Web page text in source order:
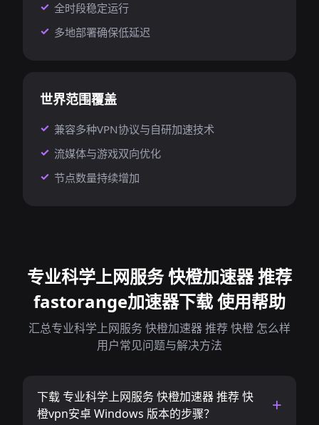
全时段稳定运行
多地部署确保低延迟
世界范围覆盖
兼容多种VPN协议与自研加速技术
流媒体与游戏双向优化
节点数量持续增加
专业科学上网服务 快橙加速器 推荐
fastorange加速器下载 使用帮助
汇总专业科学上网服务 快橙加速器 推荐 快橙 怎么样
用户常见问题与解决方法
下载 专业科学上网服务 快橙加速器 推荐 快
橙vpn安卓 Windows 版本的步骤？